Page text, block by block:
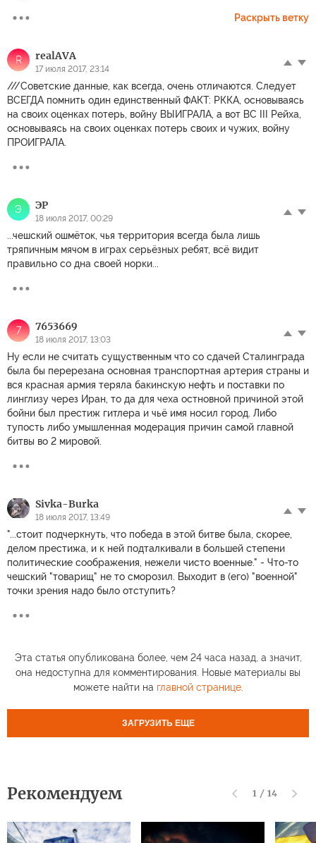
Раскрыть ветку
R realAVA
17 июля 2017, 23:14
///Советские данные, как всегда, очень отличаются. Следует
ВСЕГДА помнить один единственный ФАКТ: РККА, основываясь
на своих оценках потерь, войну ВЫИГРАЛА, а вот ВС III Рейха,
основываясь на своих оценках потерь своих и чужих, войну
ПРОИГРАЛА.
Э ЭР
18 июля 2017, 00:29
...чешский ошмёток, чья территория всегда была лишь
тряпичным мячом в играх серьёзных ребят, всё видит
правильно со дна своей норки...
7 7653669
18 июля 2017, 13:03
Ну если не считать сущуственным что со сдачей Сталинграда
была бы перерезана основная транспортная артерия страны и
вся красная армия теряла бакинскую нефть и поставки по
линглизу через Иран, то да для чеха остновной причиной этой
бойни был престиж гитлера и чьё имя носил город. Либо
тупость либо умышленная модерация причин самой главной
битвы во 2 мировой.
Sivka-Burka
18 июля 2017, 13:49
"...стоит подчеркнуть, что победа в этой битве была, скорее,
делом престижа, и к ней подталкивали в большей степени
политические соображения, нежели чисто военные." - Что-то
чешский "товарищ" не то сморозил. Выходит в (его) "военной"
точки зрения надо было отступить?
Эта статья опубликована более, чем 24 часа назад, а значит,
она недоступна для комментирования. Новые материалы вы
можете найти на главной странице.
ЗАГРУЗИТЬ ЕЩЕ
Рекомендуем 1 / 14